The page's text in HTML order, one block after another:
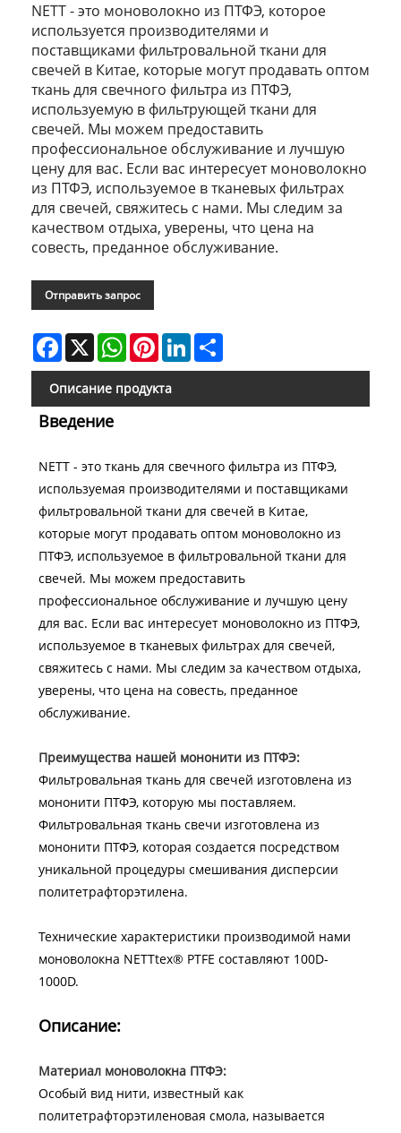
NETT - это моноволокно из ПТФЭ, которое
используется производителями и
поставщиками фильтровальной ткани для
свечей в Китае, которые могут продавать оптом
ткань для свечного фильтра из ПТФЭ,
используемую в фильтрующей ткани для
свечей. Мы можем предоставить
профессиональное обслуживание и лучшую
цену для вас. Если вас интересует моноволокно
из ПТФЭ, используемое в тканевых фильтрах
для свечей, свяжитесь с нами. Мы следим за
качеством отдыха, уверены, что цена на
совесть, преданное обслуживание.
Отправить запрос
Facebook
X WhatsAppPinterestLinkedIn
Описание продукта
Введение
NETT - это ткань для свечного фильтра из ПТФЭ,
используемая производителями и поставщиками
фильтровальной ткани для свечей в Китае,
которые могут продавать оптом моноволокно из
ПТФЭ, используемое в фильтровальной ткани для
свечей. Мы можем предоставить
профессиональное обслуживание и лучшую цену
для вас. Если вас интересует моноволокно из ПТФЭ,
используемое в тканевых фильтрах для свечей,
свяжитесь с нами. Мы следим за качеством отдыха,
уверены, что цена на совесть, преданное
обслуживание.
Преимущества нашей мононити из ПТФЭ:
Фильтровальная ткань для свечей изготовлена ​​из
мононити ПТФЭ, которую мы поставляем.
Фильтровальная ткань свечи изготовлена ​​из
мононити ПТФЭ, которая создается посредством
уникальной процедуры смешивания дисперсии
политетрафторэтилена.
Технические характеристики производимой нами
моноволокна NETTtex® PTFE составляют 100D-
1000D.
Описание:
Материал моноволокна ПТФЭ:
Особый вид нити, известный как
политетрафторэтиленовая смола, называется